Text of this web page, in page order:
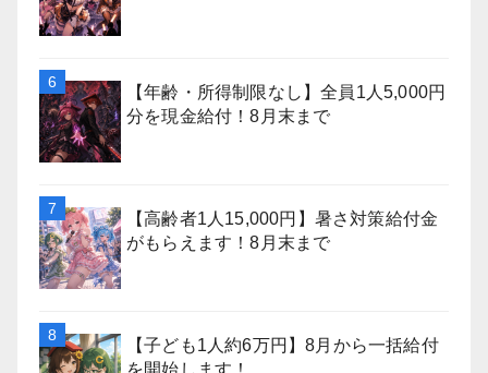
【年齢・所得制限なし】全員1人5,000円
分を現金給付！8月末まで
【高齢者1人15,000円】暑さ対策給付金
がもらえます！8月末まで
【子ども1人約6万円】8月から一括給付
を開始します！